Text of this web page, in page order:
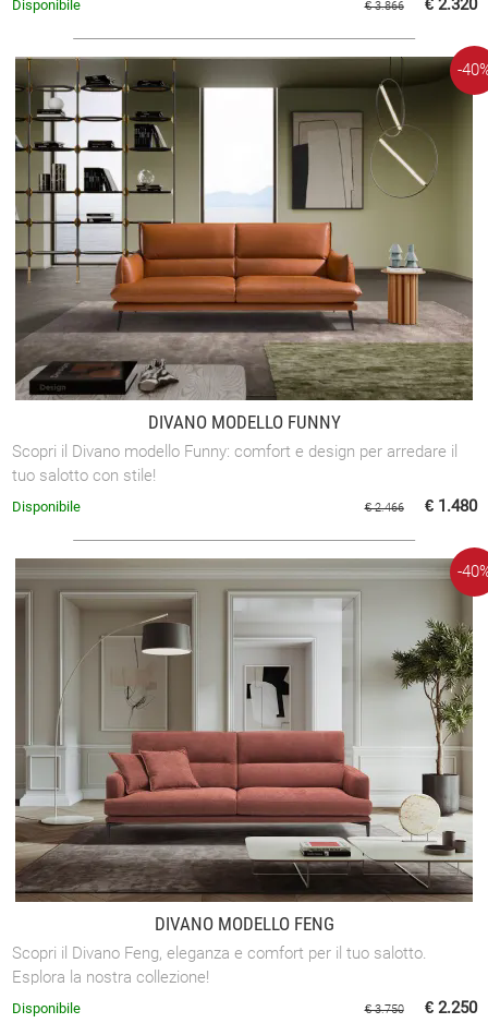
€ 3.866 € 2.320
Disponibile
DIVANO MODELLO FUNNY
Scopri il Divano modello Funny: comfort e design per arredare il
tuo salotto con stile!
-
€ 2.466 € 1.480
Disponibile
DIVANO MODELLO FENG
Scopri il Divano Feng, eleganza e comfort per il tuo salotto.
Esplora la nostra collezione!
-
€ 3.750 € 2.250
Disponibile